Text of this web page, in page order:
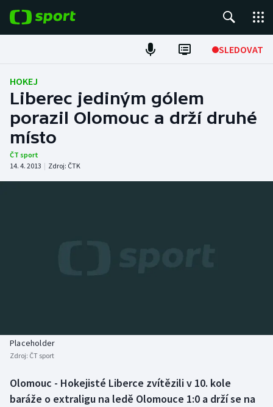
SLEDOVAT
Fotbal
Hokej
Tenis
Atletika
Biatlon
Box
Aplikace ČT sport
HOKEJ
Liberec jediným gólem
porazil Olomouc a drží druhé
místo
ČT sport
14. 4. 2013 | Zdroj: ČTK
Placeholder
Zdroj: ČT sport
Olomouc - Hokejisté Liberce zvítězili v 10. kole
baráže o extraligu na ledě Olomouce 1:0 a drží se na